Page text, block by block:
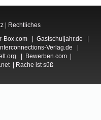
Rechtliches
Box.com | Gastschuljahr.de |
Verlag.de |
| Bewerben.com |
| Rache ist süß